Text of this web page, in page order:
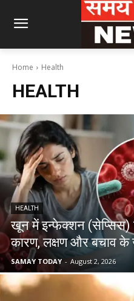
Home Health
HEALTH
HEALTH
खून में इन्फेक्शन (सेप्सिस)
कारण, लक्षण और बचाव के
SAMAY TODAY - August 2, 2026